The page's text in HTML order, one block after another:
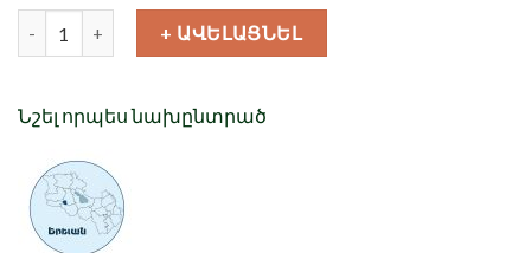
+ ԱՎԵԼԱՑՆԵԼ
Նշել որպես նախընտրած